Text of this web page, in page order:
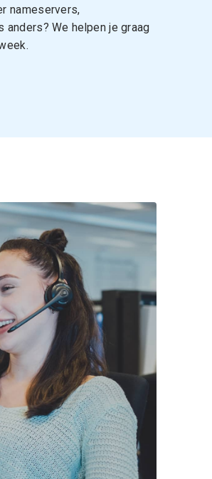
nameservers,
anders? We helpen je graag